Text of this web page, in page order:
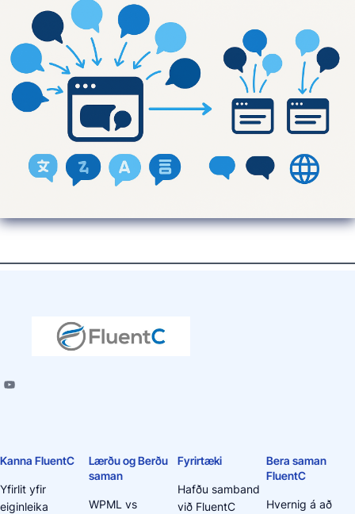
Kanna FluentC
Yfirlit yfir
eiginleika
Lærðu og Berðu
saman
WPML vs
Fyrirtæki
Hafðu samband
við FluentC
Bera saman
FluentC
Hvernig á að